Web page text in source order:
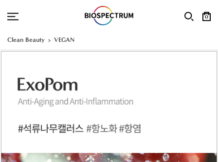
0
Clean Beauty VEGAN